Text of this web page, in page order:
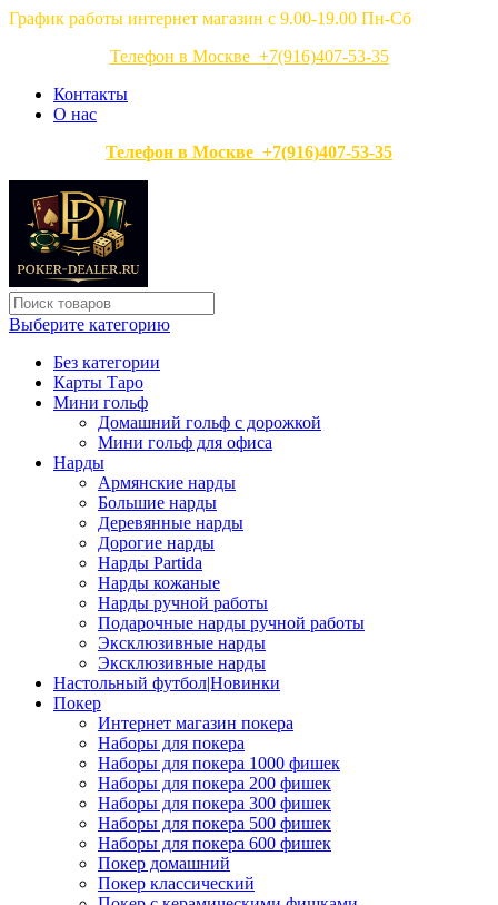
График работы интернет магазин с 9.00-19.00 Пн-Сб
Телефон в Москве +7(916)407-53-35
Контакты
О нас
Телефон в Москве +7(916)407-53-35
Выберите категорию
Без категории
Карты Таро
Мини гольф
Домашний гольф с дорожкой
Мини гольф для офиса
Нарды
Армянские нарды
Большие нарды
Деревянные нарды
Дорогие нарды
Нарды Partida
Нарды кожаные
Нарды ручной работы
Подарочные нарды ручной работы
Эксклюзивные нарды
Эксклюзивные нарды
Настольный футбол|Новинки
Покер
Интернет магазин покера
Наборы для покера
Наборы для покера 1000 фишек
Наборы для покера 200 фишек
Наборы для покера 300 фишек
Наборы для покера 500 фишек
Наборы для покера 600 фишек
Покер домашний
Покер классический